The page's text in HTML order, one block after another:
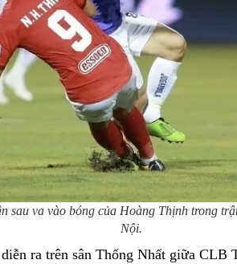
sau va vào bóng của Hoàng Thịnh trong
Nội.
ra trên sân Thống Nhất giữa